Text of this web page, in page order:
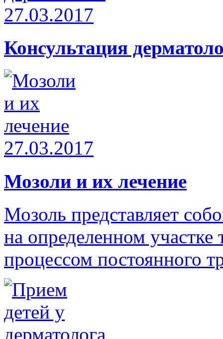
27.03.2017
Консультация
27.03.2017
Мозоли и их лечение
Мозоль представляет
на определенном участке
процессом постоянного